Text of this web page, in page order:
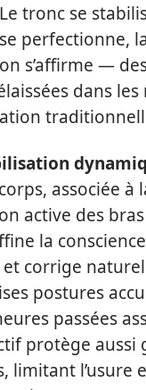
tronc se
perfectionne,
s’affirme —
dans
associée à
active des
la conscience
corrige
postures
passées
protège aussi
limitant l’usure